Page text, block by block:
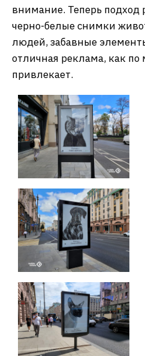
внимание. Теперь подход
черно-белые снимки
людей, забавные
отличная реклама, как по
привлекает.